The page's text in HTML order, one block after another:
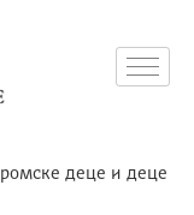
деце и деце